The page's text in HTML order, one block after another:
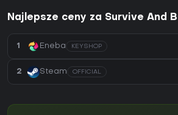
Najlepsze ceny za Survive And
1 Eneba KEYSHOP
2 Steam OFFICIAL